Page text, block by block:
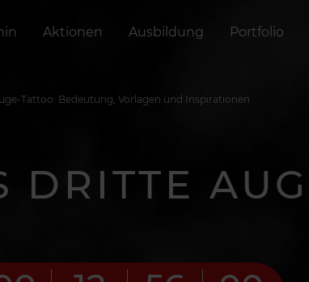
Aktionen Ausbildung Portfolio
Tattoo: Bedeutung, Vorlagen und Inspirationen
DRITTE